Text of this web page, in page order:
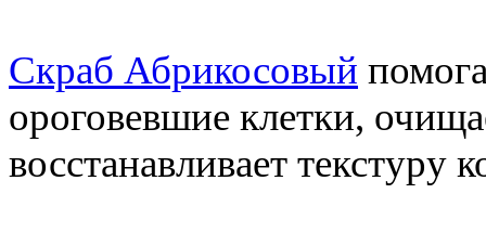
Скраб Абрикосовый
ороговевшие клетки,
восстанавливает текстуру